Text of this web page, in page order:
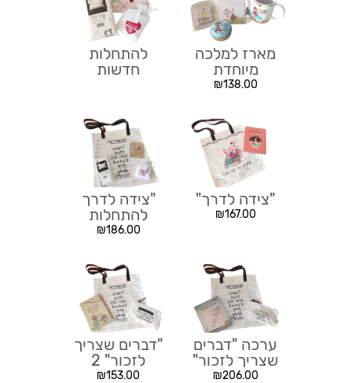
מארז למלכה
מיוחדת
₪138.00
להתחלות
חדשות
"צידה לדרך"
₪167.00
"צידה לדרך
להתחלות
חדשות"
₪186.00
ערכה "דברים
שצריך לזכור"
₪206.00
"דברים שצריך
לזכור" 2
₪153.00